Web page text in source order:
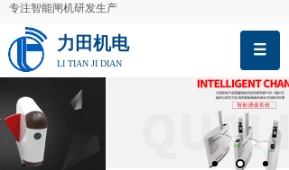
专注智能闸机研发生产
力田机电
LI TIAN JI DIAN